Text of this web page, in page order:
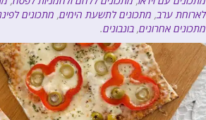
לארוחת ערב, מתכונים לתשעת הימים, מתכונים
מתכונים אחרונים, בונבונים.